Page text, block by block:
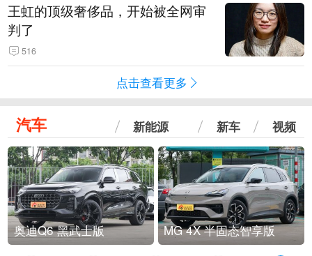
王虹的顶级奢侈品，开始被全网审
判了
516
点击查看更多
汽车 新能源 新车 视频
奥迪Q6 黑武士版 MG 4X 半固态智享版